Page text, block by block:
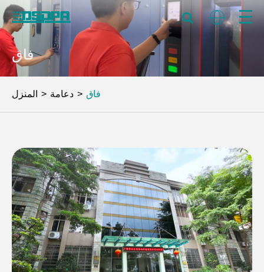
فاق
المنزل دعامة فاق